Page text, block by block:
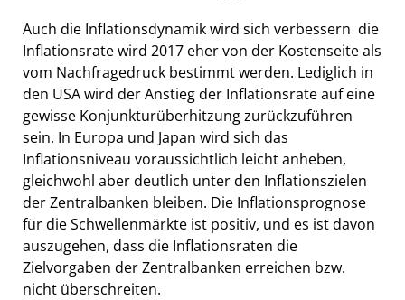
Auch die Inflationsdynamik wird sich verbessern  die
Inflationsrate wird 2017 eher von der Kostenseite als
vom Nachfragedruck bestimmt werden. Lediglich in
den USA wird der Anstieg der Inflationsrate auf eine
gewisse Konjunkturüberhitzung zurückzuführen
sein. In Europa und Japan wird sich das
Inflationsniveau voraussichtlich leicht anheben,
gleichwohl aber deutlich unter den Inflationszielen
der Zentralbanken bleiben. Die Inflationsprognose
für die Schwellenmärkte ist positiv, und es ist davon
auszugehen, dass die Inflationsraten die
Zielvorgaben der Zentralbanken erreichen bzw.
nicht überschreiten.